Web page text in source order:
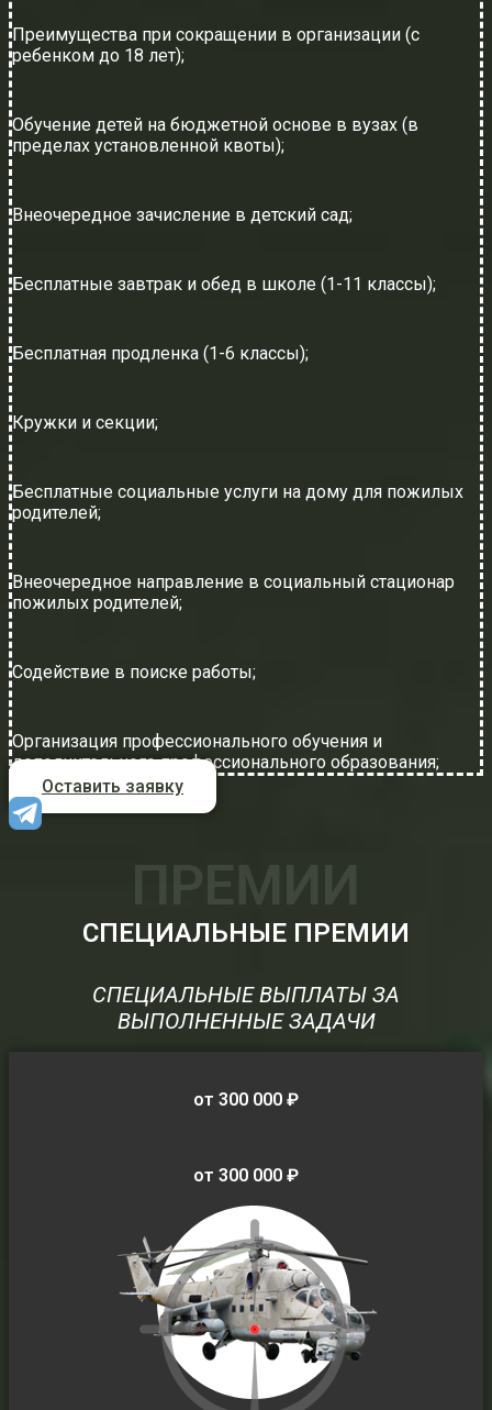
Преимущества при сокращении в организации (с
ребенком до 18 лет);
Обучение детей на бюджетной основе в вузах (в
пределах установленной квоты);
Внеочередное зачисление в детский сад;
Бесплатные завтрак и обед в школе (1-11 классы);
Бесплатная продленка (1-6 классы);
Кружки и секции;
Бесплатные социальные услуги на дому для пожилых
родителей;
Внеочередное направление в социальный стационар
пожилых родителей;
Содействие в поиске работы;
Организация профессионального обучения и
дополнительного профессионального образования;
Оставить заявку
СПЕЦИАЛЬНЫЕ ПРЕМИИ
СПЕЦИАЛЬНЫЕ ВЫПЛАТЫ ЗА
ВЫПОЛНЕННЫЕ ЗАДАЧИ
от 300 000 ₽
от 300 000 ₽